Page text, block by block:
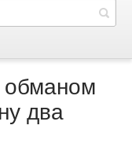
обманом
два